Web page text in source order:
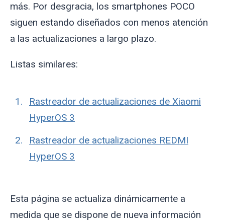
más. Por desgracia, los smartphones POCO
siguen estando diseñados con menos atención
a las actualizaciones a largo plazo.
Listas similares:
Rastreador de actualizaciones de Xiaomi
HyperOS 3
Rastreador de actualizaciones REDMI
HyperOS 3
Esta página se actualiza dinámicamente a
medida que se dispone de nueva información